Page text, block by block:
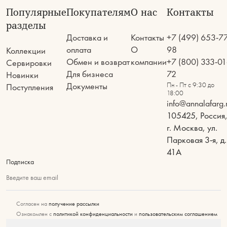
Популярные
разделы
Коллекции
Сервировки
Новинки
Поступления
Покупателям
Доставка и
оплата
Обмен и возврат
Для бизнеса
Документы
О нас
Контакты
О
компании
Контакты
+7 (499) 653-
98
+7 (800) 333-
72
Пн - Пт с 9:30 до
18:00
105425, Россия,
г. Москва, ул.
Парковая 3-я, д.
41А
Подписка
Введите ваш email
Согласен на получение рассылки
Ознакомлен с политикой конфиденциальности и пользовательским соглашением